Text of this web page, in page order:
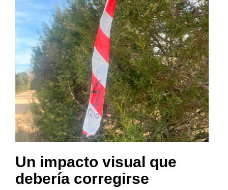
Un impacto visual que
debería corregirse